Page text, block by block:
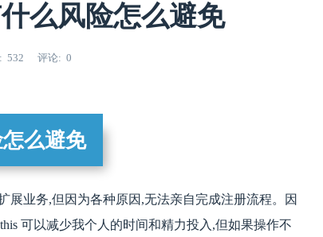
么风险怎么避免
532 评论 0
么避免
展业务,但因为各种原因,无法亲自完成注册流程。因
可以减少我个人的时间和精力投入,但如果操作不